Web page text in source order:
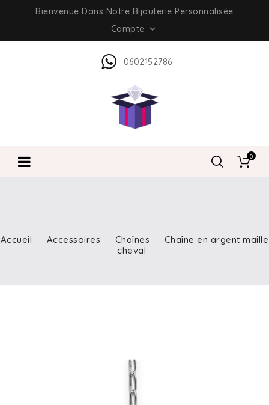
Bienvenue Dans Notre Bijouterie Personnalisée
Compte 
0602152786
0
Accueil Accessoires Chaînes
Chaîne en argent maille
cheval